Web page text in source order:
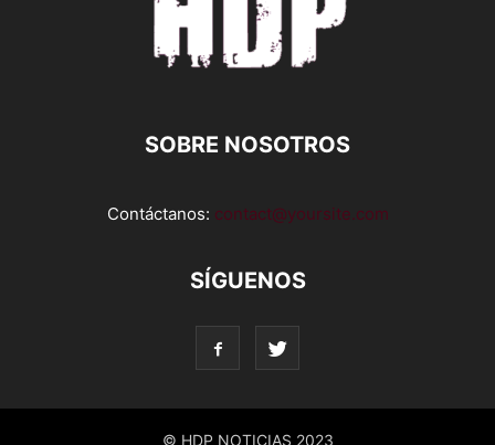
SOBRE NOSOTROS
Contáctanos: contact@yoursite.com
SÍGUENOS
© HDP NOTICIAS 2023